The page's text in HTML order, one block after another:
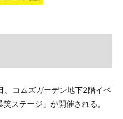
コムズガーデン地下2階イベ
ステージ」が開催される。